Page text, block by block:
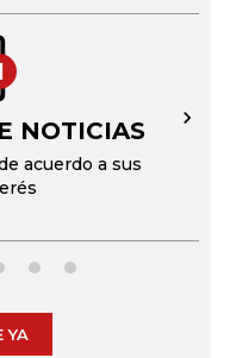
NOTICIAS
acuerdo a sus
→
YA